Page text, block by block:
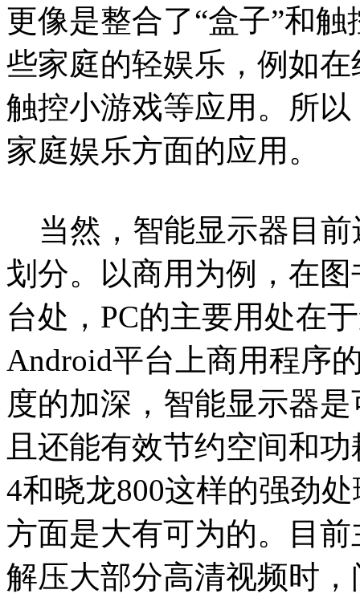
更像是整合了“盒子”和
些家庭的轻娱乐，例如
触控小游戏等应用。所
家庭娱乐方面的应用。
当然，智能显示器目
划分。以商用为例，在
台处，PC的主要用处在
Android平台上商用程序
度的加深，智能显示器
且还能有效节约空间和
4和晓龙800这样的强劲
方面是大有可为的。目
解压大部分高清视频时